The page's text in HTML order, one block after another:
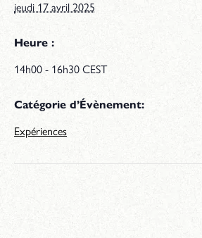
jeudi 17 avril 2025
Heure :
14h00 - 16h30 CEST
Catégorie d’Évènement:
Expériences